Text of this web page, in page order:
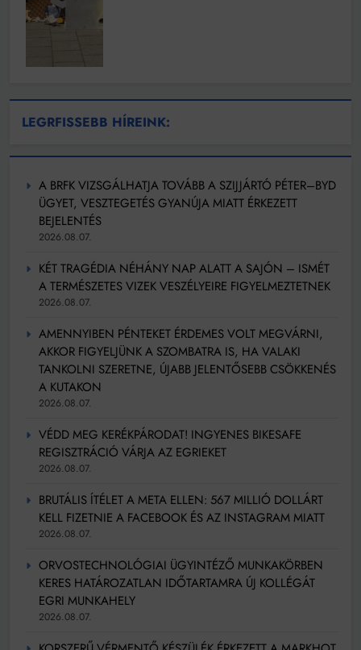
LEGRFISSEBB HÍREINK:
A BRFK VIZSGÁLHATJA TOVÁBB A SZIJJÁRTÓ PÉTER–BYD
ÜGYET, VESZTEGETÉS GYANÚJA MIATT ÉRKEZETT
BEJELENTÉS
2026.08.07.
KÉT TRAGÉDIA NÉHÁNY NAP ALATT A SAJÓN – ISMÉT
A TERMÉSZETES VIZEK VESZÉLYEIRE FIGYELMEZTETNEK
2026.08.07.
AMENNYIBEN PÉNTEKET ÉRDEMES VOLT MEGVÁRNI,
AKKOR FIGYELJÜNK A SZOMBATRA IS, HA VALAKI
TANKOLNI SZERETNE, ÚJABB JELENTŐSEBB CSÖKKENÉS
A KUTAKON
2026.08.07.
VÉDD MEG KERÉKPÁRODAT! INGYENES BIKESAFE
REGISZTRÁCIÓ VÁRJA AZ EGRIEKET
2026.08.07.
BRUTÁLIS ÍTÉLET A META ELLEN: 567 MILLIÓ DOLLÁRT
KELL FIZETNIE A FACEBOOK ÉS AZ INSTAGRAM MIATT
2026.08.07.
ORVOSTECHNOLÓGIAI ÜGYINTÉZŐ MUNKAKÖRBEN
KERES HATÁROZATLAN IDŐTARTAMRA ÚJ KOLLÉGÁT
EGRI MUNKAHELY
2026.08.07.